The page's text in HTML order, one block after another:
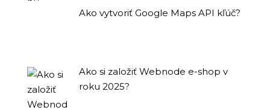
Ako vytvoriť Google Maps API kľúč?
Ako si založiť Webnode e-shop v
roku 2025?